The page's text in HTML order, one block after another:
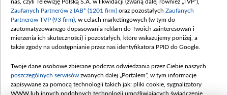
nas, czyli Telewizję Polską S.A. w likwidacji (zwaną dalej również „TVP”),
Zaufanych Partnerów z IAB* (1201 firm) oraz pozostałych Zaufanych
Partnerów TVP (93 firm) , w celach marketingowych (w tym do
zautomatyzowanego dopasowania reklam do Twoich zainteresowań i
mierzenia ich skuteczności) i pozostałych, które wskazujemy poniżej, a
także zgody na udostępnianie przez nas identyfikatora PPID do Google.
Twoje dane osobowe zbierane podczas odwiedzania przez Ciebie naszych
poszczególnych serwisów zwanych dalej „Portalem”, w tym informacje
zapisywane za pomocą technologii takich jak: pliki cookie, sygnalizatory
WWW lub innych podobnych technologii umożliwiających świadczenie